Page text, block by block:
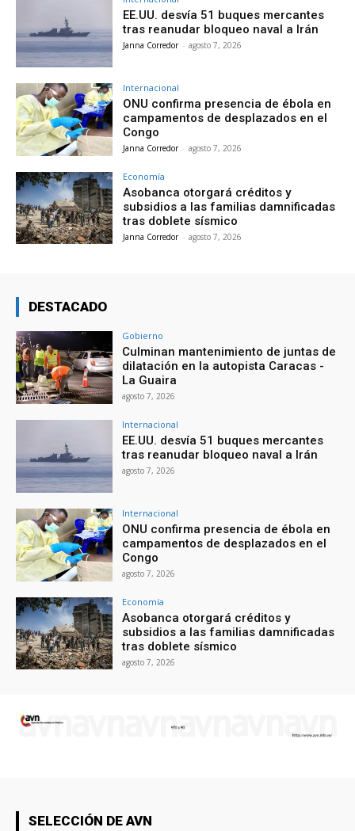
EE.UU. desvía 51 buques mercantes
tras reanudar bloqueo naval a Irán
Janna Corredor - agosto 7, 2026
Internacional
ONU confirma presencia de ébola en
campamentos de desplazados en el
Congo
Janna Corredor - agosto 7, 2026
Economía
Asobanca otorgará créditos y
subsidios a las familias damnificadas
tras doblete sísmico
Janna Corredor - agosto 7, 2026
DESTACADO
Gobierno
Culminan mantenimiento de juntas de
dilatación en la autopista Caracas -
La Guaira
agosto 7, 2026
Internacional
EE.UU. desvía 51 buques mercantes
tras reanudar bloqueo naval a Irán
agosto 7, 2026
Internacional
ONU confirma presencia de ébola en
campamentos de desplazados en el
Congo
agosto 7, 2026
Economía
Asobanca otorgará créditos y
subsidios a las familias damnificadas
tras doblete sísmico
agosto 7, 2026
SELECCIÓN DE AVN